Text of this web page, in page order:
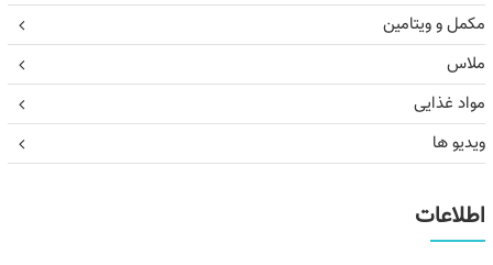
مکمل و ویتامین
ملاس
مواد غذایی
ویدیو ها
اطلاعات